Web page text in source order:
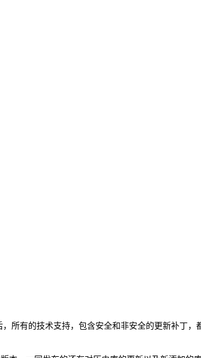
有的技术支持，包含安全和非安全的更新补丁，